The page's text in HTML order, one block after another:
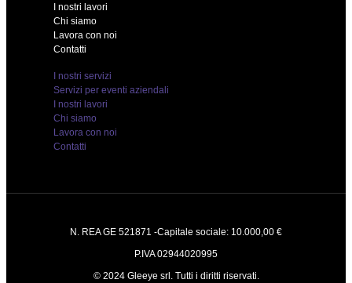
I nostri lavori
Chi siamo
Lavora con noi
Contatti
I nostri servizi
Servizi per eventi aziendali
I nostri lavori
Chi siamo
Lavora con noi
Contatti
N. REA GE 521871 -Capitale sociale: 10.000,00 €
P.IVA 02944020995
© 2024 Gleeye srl. Tutti i diritti riservati.